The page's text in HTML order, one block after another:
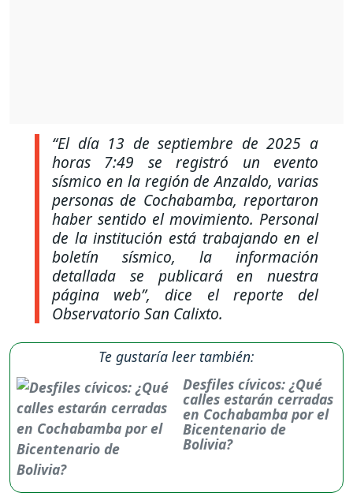
“El día 13 de septiembre de 2025 a
horas 7:49 se registró un evento
sísmico en la región de Anzaldo, varias
personas de Cochabamba, reportaron
haber sentido el movimiento. Personal
de la institución está trabajando en el
boletín sísmico, la información
detallada se publicará en nuestra
página web”, dice el reporte del
Observatorio San Calixto.
Te gustaría leer también:
Desfiles cívicos: ¿Qué
calles estarán cerradas
en Cochabamba por el
Bicentenario de
Bolivia?